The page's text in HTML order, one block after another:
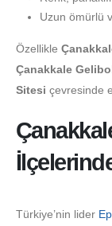
Uzun ömürlü
Özellikle
Çanakkale
Sitesi çevresinde
Türkiye’nin lider